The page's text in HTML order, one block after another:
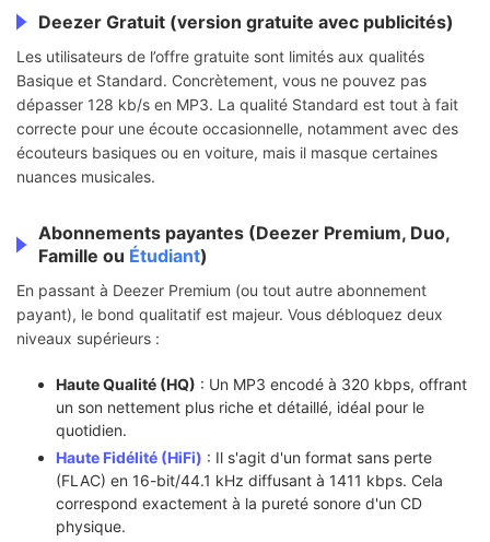
Deezer Gratuit (version gratuite avec publicités)
Les utilisateurs de l’offre gratuite sont limités aux qualités
Basique et Standard. Concrètement, vous ne pouvez pas
dépasser 128 kb/s en MP3. La qualité Standard est tout à fait
correcte pour une écoute occasionnelle, notamment avec des
écouteurs basiques ou en voiture, mais il masque certaines
nuances musicales.
Abonnements payantes (Deezer Premium, Duo,
Famille ou Étudiant)
En passant à Deezer Premium (ou tout autre abonnement
payant), le bond qualitatif est majeur. Vous débloquez deux
niveaux supérieurs :
Haute Qualité (HQ) : Un MP3 encodé à 320 kbps, offrant
un son nettement plus riche et détaillé, idéal pour le
quotidien.
Haute Fidélité (HiFi) : Il s'agit d'un format sans perte
(FLAC) en 16-bit/44.1 kHz diffusant à 1411 kbps. Cela
correspond exactement à la pureté sonore d'un CD
physique.